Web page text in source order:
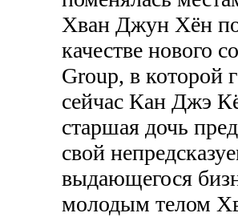
Хван Джун Хён
качестве нового
Group, в которой
сейчас Кан Джэ
старшая дочь
свой
выдающегося
молодым телом